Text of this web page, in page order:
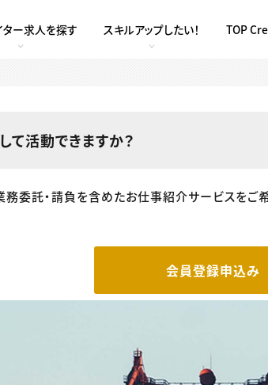
ター求人を探す スキルアップしたい！ TOP
て活動できますか？
務委託・請負を含めたお仕事紹介サービスをご
会員登録申込み